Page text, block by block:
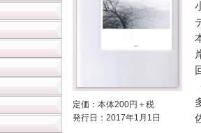
定価：本体200円＋税
発行日：2017年1月1日